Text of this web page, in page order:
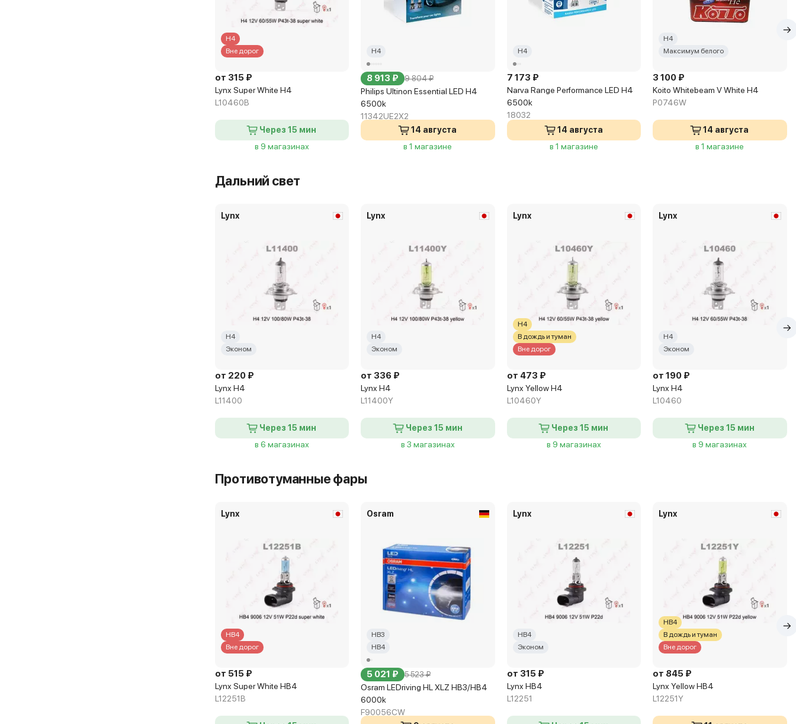
H4
Вне дорог
от 315 ₽
Lynx Super White H4
L10460B
Через 15 мин
в 9 магазинах
H4
8 913 ₽ 9 804 ₽
Philips Ultinon Essential LED H4
6500k
11342UE2X2
14 августа
в 1 магазине
H4
7 173 ₽
Narva Range Performance LED H4
6500k
18032
14 августа
в 1 магазине
H4
Максимум белого
3 100 ₽
Koito Whitebeam V White H4
P0746W
14 августа
в 1 магазине
Дальний свет
Lynx
H4
Эконом
от 220 ₽
Lynx H4
L11400
Через 15 мин
в 6 магазинах
Lynx
H4
Эконом
от 336 ₽
Lynx H4
L11400Y
Через 15 мин
в 3 магазинах
Lynx
H4
В дождь и туман
Вне дорог
от 473 ₽
Lynx Yellow H4
L10460Y
Через 15 мин
в 9 магазинах
Lynx
H4
Эконом
от 190 ₽
Lynx H4
L10460
Через 15 мин
в 9 магазинах
Противотуманные фары
Lynx
HB4
Вне дорог
от 515 ₽
Lynx Super White HB4
L12251B
Osram
HB3
HB4
5 021 ₽ 5 523 ₽
Osram LEDriving HL XLZ HB3/HB4
6000k
F90056CW
Lynx
HB4
Эконом
от 315 ₽
Lynx HB4
L12251
Lynx
HB4
В дождь и туман
Вне дорог
от 845 ₽
Lynx Yellow HB4
L12251Y